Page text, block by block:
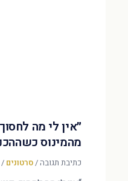
״אין לי מה
מהמינוס
כתיבת תגובה/סרטונים /